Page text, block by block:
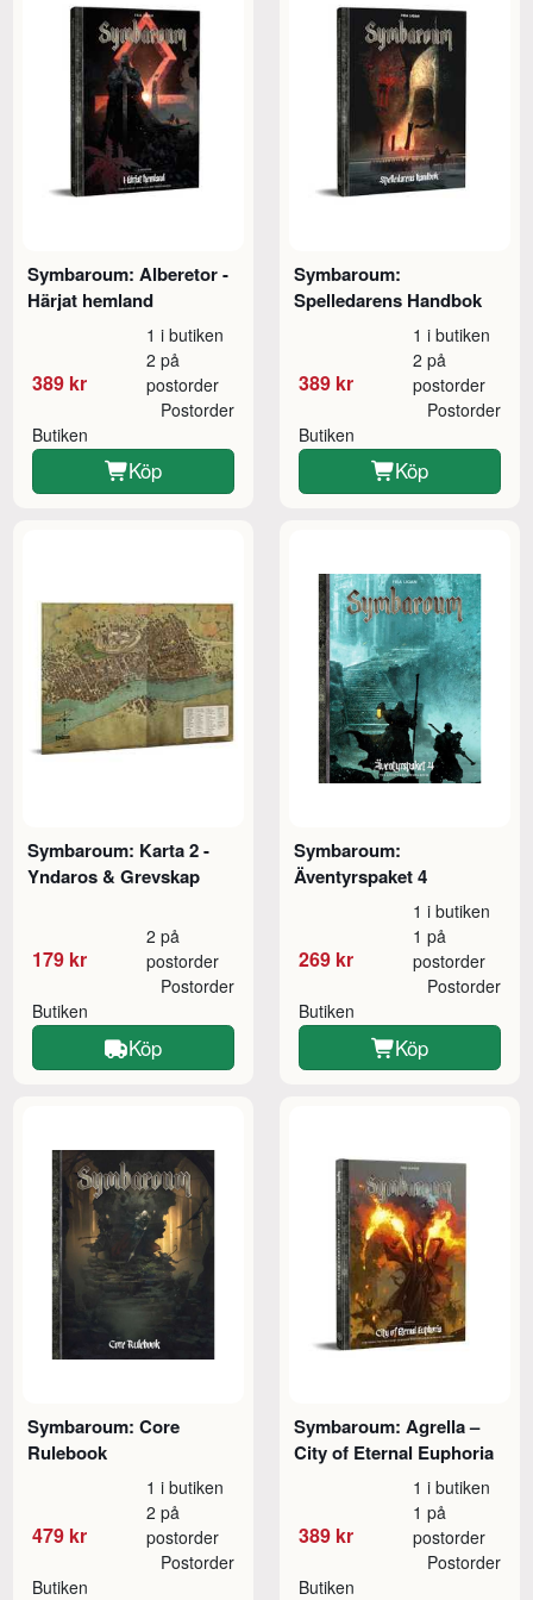
Symbaroum: Alberetor -
Härjat hemland
389 kr
1 i butiken
2 på
postorder
Butiken
Postorder
Köp
Symbaroum:
Spelledarens Handbok
389 kr
1 i butiken
2 på
postorder
Butiken
Postorder
Köp
Symbaroum: Karta 2 -
Yndaros & Grevskap
179 kr
2 på
postorder
Butiken
Postorder
Köp
Symbaroum:
Äventyrspaket 4
269 kr
1 i butiken
1 på
postorder
Butiken
Postorder
Köp
Symbaroum: Core
Rulebook
479 kr
1 i butiken
2 på
postorder
Butiken
Postorder
Symbaroum: Agrella –
City of Eternal Euphoria
389 kr
1 i butiken
1 på
postorder
Butiken
Postorder